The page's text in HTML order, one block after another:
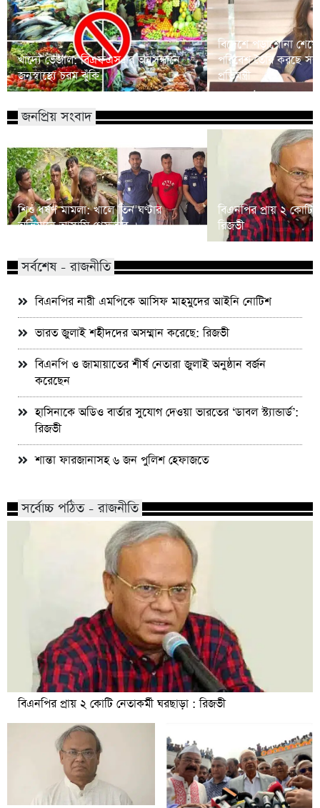
খাদ্যে ভেজাল: বিএফএসএর অনুসন্ধানে
জনস্বাস্থ্যে চরম ঝুঁকি
বিদেশে পড়াশোনা
পরিবেশ তৈরি করছে
প্রতিমন্ত্রী
জনপ্রিয় সংবাদ
শিশু ধর্ষণ মামলা: খালে তিন ঘণ্টার
অভিযানে আসামি গ্রেফতার
বিএনপির প্রায় ২ কোটি
রিজভী
সর্বশেষ - রাজনীতি
বিএনপির নারী এমপিকে আসিফ মাহমুদের আইনি নোটিশ
ভারত জুলাই শহীদদের অসম্মান করেছে: রিজভী
বিএনপি ও জামায়াতের শীর্ষ নেতারা জুলাই অনুষ্ঠান বর্জন
করেছেন
হাসিনাকে অডিও বার্তার সুযোগ দেওয়া ভারতের ‘ডাবল স্ট্যান্ডার্ড’:
রিজভী
শান্তা ফারজানাসহ ৬ জন পুলিশ হেফাজতে
সর্বোচ্চ পঠিত - রাজনীতি
বিএনপির প্রায় ২ কোটি নেতাকর্মী ঘরছাড়া : রিজভী